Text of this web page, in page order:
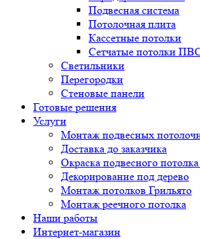
Подвесная система
Потолочная плита
Кассетные потолки
Сетчатые потолки
Светильники
Перегородки
Стеновые панели
Готовые решения
Услуги
Монтаж подвесных
Доставка до заказчика
Окраска подвесного
Декорирование под дерево
Монтаж потолков Грильято
Монтаж реечного потолка
Наши работы
Интернет-магазин